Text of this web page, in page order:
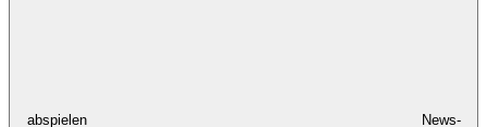
abspielen
News-